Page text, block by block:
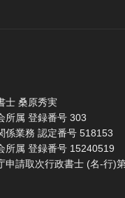
士 桑原秀実
属 登録番号 303
業務 認定番号 518153
属 登録番号 15240519
請取次行政書士 (名-行)